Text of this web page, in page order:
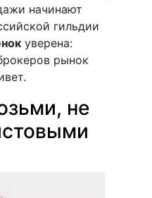
начинают
гильдии
уверена:
рынок
не